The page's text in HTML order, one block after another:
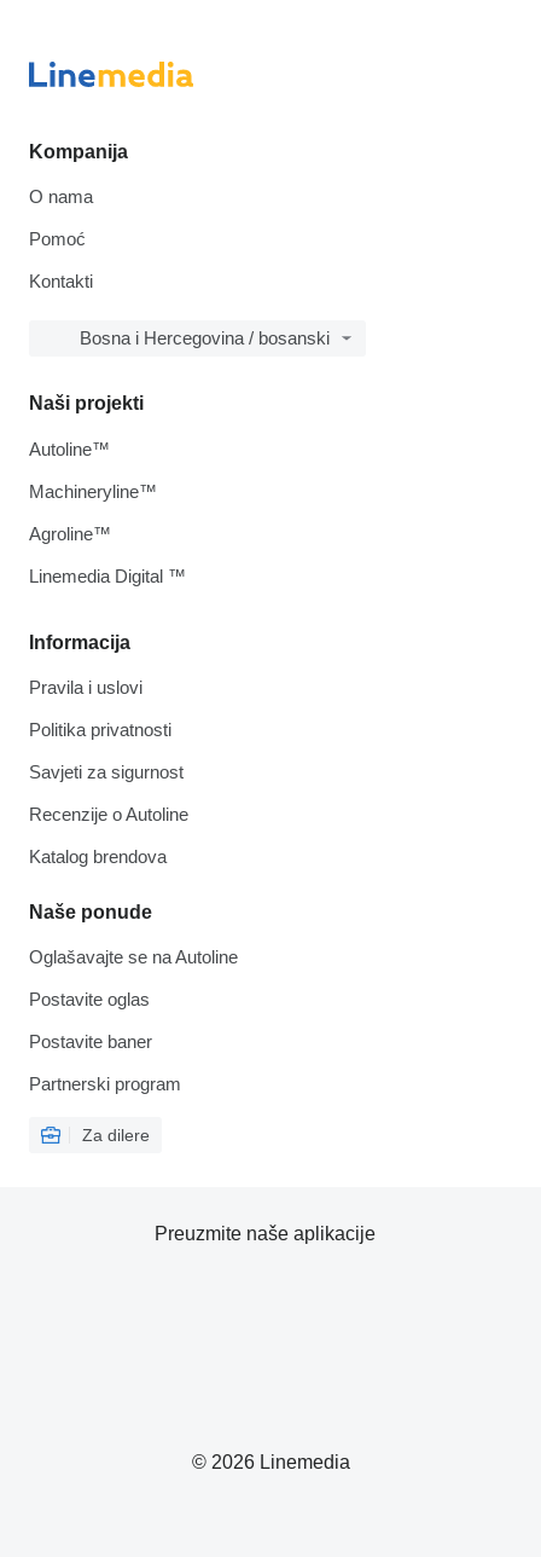
Kompanija
O nama
Pomoć
Kontakti
Bosna i Hercegovina / bosanski
Informacija
Pravila i uslovi
Politika privatnosti
Savjeti za sigurnost
Recenzije o Autoline
Katalog brendova
Naše ponude
Oglašavajte se na Autoline
Postavite oglas
Postavite baner
Partnerski program
Za dilere
Naši projekti
Autoline™
Machineryline™
Agroline™
Linemedia Digital ™
© 2026 Linemedia
Preuzmite naše aplikacije